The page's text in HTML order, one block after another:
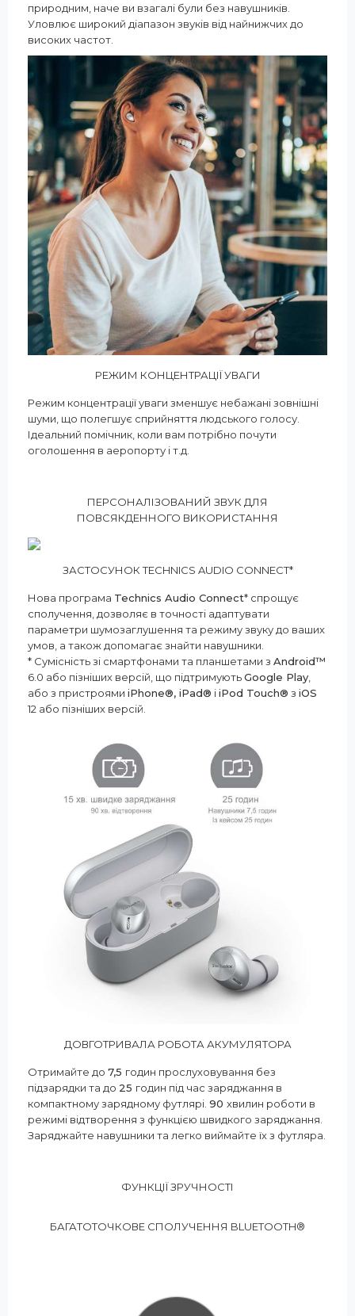
природним, наче ви взагалі були без навушників.
Уловлює широкий діапазон звуків від найнижчих до
високих частот.
РЕЖИМ КОНЦЕНТРАЦІЇ УВАГИ
Режим концентрації уваги зменшує небажані зовнішні
шуми, що полегшує сприйняття людського голосу.
Ідеальний помічник, коли вам потрібно почути
оголошення в аеропорту і т.д.
ПЕРСОНАЛІЗОВАНИЙ ЗВУК ДЛЯ
ПОВСЯКДЕННОГО ВИКОРИСТАННЯ
ЗАСТОСУНОК TECHNICS AUDIO CONNECT*
Нова програма Technics Audio Connect* спрощує
сполучення, дозволяє в точності адаптувати
параметри шумозаглушення та режиму звуку до ваших
умов, а також допомагає знайти навушники.
* Сумісність зі смартфонами та планшетами з Android™
6.0 або пізніших версій, що підтримуютьGoogle Play
або з пристроями iPhone®, iPad® іiPod Touch® з iOS
12 або пізніших версій.
ДОВГОТРИВАЛА РОБОТА АКУМУЛЯТОРА
Отримайте до 7,5 годин прослуховування без
підзарядки та до 25 годин під час заряджання в
компактному зарядному футлярі. 90 хвилин роботи в
режимі відтворення з функцією швидкого заряджання.
Заряджайте навушники та легко виймайте їх з футляра.
ФУНКЦІЇ ЗРУЧНОСТІ
БАГАТОТОЧКОВЕ СПОЛУЧЕННЯ BLUETOOTH®